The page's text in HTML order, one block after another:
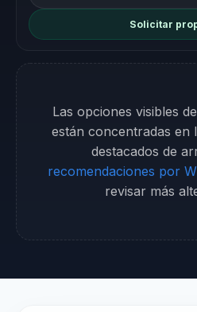
Solicitar
Las opciones visibles
están concentradas en
destacados de
recomendaciones por
revisar más